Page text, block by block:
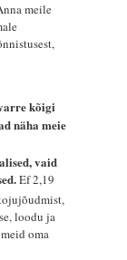
meile
kõigi
näha meie
vaid
Ef 2,19
loodu ja
oma